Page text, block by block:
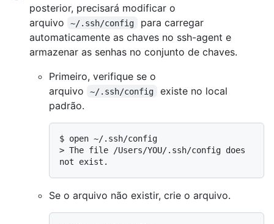
posterior, precisará modificar o
arquivo
~/.ssh/config
para carregar
automaticamente as chaves no ssh-agent e
armazenar as senhas no conjunto de chaves.
Primeiro, verifique se o
arquivo
~/.ssh/config
existe no local
padrão.
$ open ~/.ssh/config
> The file /Users/YOU/.ssh/config does
not exist.
Se o arquivo não existir, crie o arquivo.